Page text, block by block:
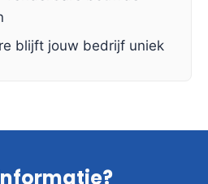
blijft jouw bedrijf uniek